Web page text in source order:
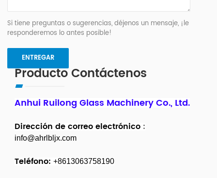
Si tiene preguntas o sugerencias, déjenos un mensaje, ¡le
responderemos lo antes posible!
Producto Contáctenos
Anhui Ruilong Glass Machinery Co., Ltd.
Dirección de correo electrónico :
info@ahrlbljx.com
Teléfono: +8613063758190